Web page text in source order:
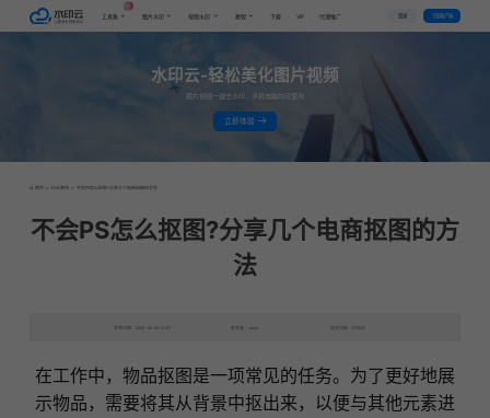
工具集 图片水印 视频水印 教程 下载 VIP 代理推广 登录 下载客户端
水印云-轻松美化图片视频
图片视频一键去水印，手机电脑均可使用
立即体验
首页 > 行业资讯 > 不会PS怎么抠图?分享几个电商抠图的方法
不会PS怎么抠图?分享几个电商抠图的方
法
发布日期：2024-02-05 10:47 发表者：caijie 浏览次数：9138次
在工作中，物品抠图是一项常见的任务。为了更好地展
示物品，需要将其从背景中抠出来，以便与其他元素进